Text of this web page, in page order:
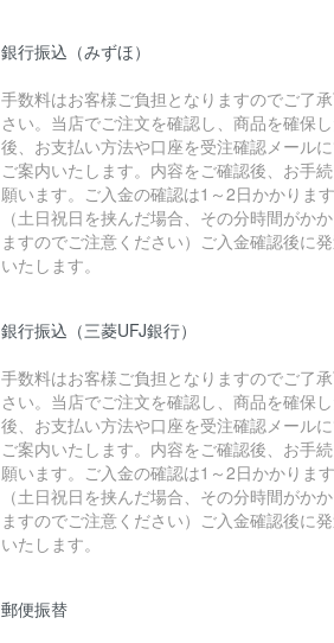
銀行振込（みずほ）
手数料はお客様ご負担となりますのでご了
さい。当店でご注文を確認し、商品を確保
後、お支払い方法や口座を受注確認メール
ご案内いたします。内容をご確認後、お手続
願います。ご入金の確認は1～2日かかります
（土日祝日を挟んだ場合、その分時間がかか
ますのでご注意ください）ご入金確認後に
いたします。
銀行振込（三菱UFJ銀行）
手数料はお客様ご負担となりますのでご了
さい。当店でご注文を確認し、商品を確保
後、お支払い方法や口座を受注確認メール
ご案内いたします。内容をご確認後、お手続
願います。ご入金の確認は1～2日かかります
（土日祝日を挟んだ場合、その分時間がかか
ますのでご注意ください）ご入金確認後に
いたします。
郵便振替